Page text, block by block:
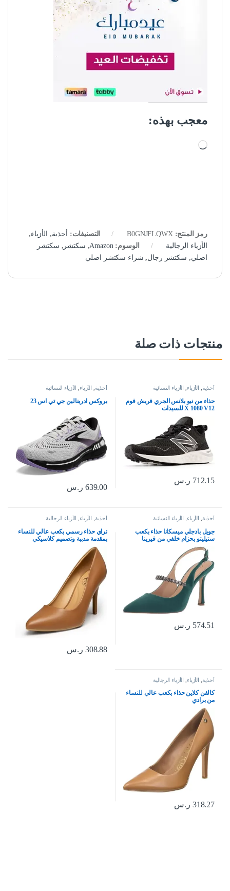
معجب بهذه:
جاري التحميل…
رمز المنتج:B0GNJFLQWX التصنيفات: أحذية, الأزياء,
الأزياء الرجالية
الوسوم:Amazon
, سكتشر , سكتشر
اصلي, سكتشر رجال, شراء سكتشر اصلي
منتجات ذات صلة
أحذية الأزياء الأزياء النسائية
حذاء من نيو بلانس الجري فريش فوم
X 1080 V12 للسيدات
712.15 ر.س
أحذية الأزياء الأزياء النسائية
بروكس ادرينالين جي تي اس 23
639.00 ر.س
أحذية الأزياء الأزياء النسائية
جويل بادجلي ميسكانا حذاء بكعب
ستيليتو بحزام خلفي من فيرينا
574.51 ر.س
أحذية الأزياء الأزياء الرجالية
تراي حذاء رسمي بكعب عالي للنساء
بمقدمة مدببة وتصميم كلاسيكي
مناسب للمكتب
308.88 ر.س
أحذية الأزياء الأزياء الرجالية
كالفن كلاين حذاء بكعب عالي للنساء
من برادي
318.27 ر.س